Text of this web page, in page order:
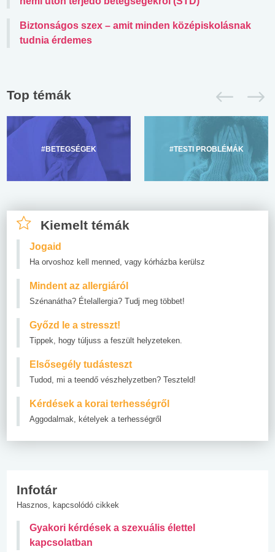
Biztonságos szex – amit minden középiskolásnak
tudnia érdemes
Top témák
#BETEGSÉGEK #TESTI PROBLÉMÁK
Kiemelt témák
Jogaid
Ha orvoshoz kell menned, vagy kórházba kerülsz
Mindent az allergiáról
Szénanátha? Ételallergia? Tudj meg többet!
Győzd le a stresszt!
Tippek, hogy túljuss a feszült helyzeteken.
Elsősegély tudásteszt
Tudod, mi a teendő vészhelyzetben? Teszteld!
Kérdések a korai terhességről
Aggodalmak, kételyek a terhességről
Infotár
Hasznos, kapcsolódó cikkek
Gyakori kérdések a szexuális élettel
kapcsolatban